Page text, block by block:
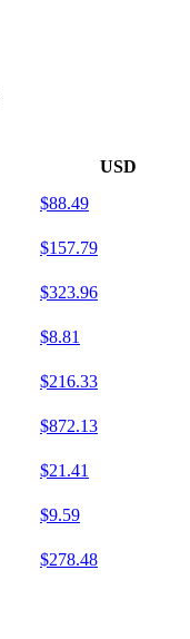
USD
$88.49
$157.79
$323.96
$8.81
$216.33
$872.13
$21.41
$9.59
$278.48